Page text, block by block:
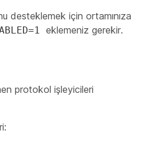
desteklemek için ortamınıza
eklemeniz gerekir.
protokol işleyicileri